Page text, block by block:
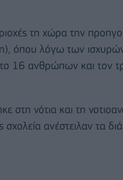
τη χώρα την
όπου λόγω των
16 ανθρώπων και τον
νότια και τη
σχολεία ανέστειλαν τα